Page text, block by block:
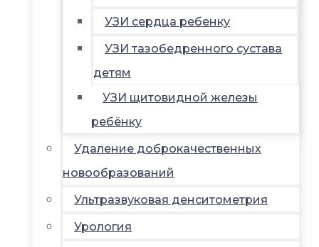
УЗИ сердца ребенку
УЗИ тазобедренного сустава
детям
УЗИ щитовидной железы
ребёнку
Удаление доброкачественных
новообразований
Ультразвуковая денситометрия
Урология